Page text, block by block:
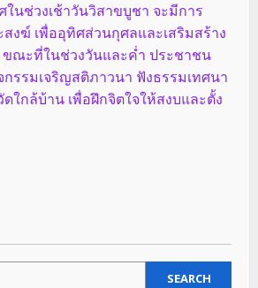
ในช่วงเช้าวันวิสาขบูชา จะมีการ
งฆ์ เพื่ออุทิศส่วนกุศลและเสริมสร้าง
ขณะที่ในช่วงวันและค่ำ ประชาชน
กรรมเจริญสติภาวนา ฟังธรรมเทศนา
ใกล้บ้าน เพื่อฝึกจิตใจให้สงบและตั้ง
ชา
SEARCH